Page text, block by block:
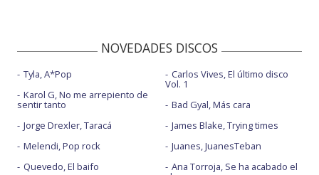
NOVEDADES DISCOS
Tyla, A*Pop
Karol G, No me arrepiento de
sentir tanto
Jorge Drexler, Taracá
Melendi, Pop rock
Quevedo, El baifo
Carlos Vives, El último disco
Vol. 1
Bad Gyal, Más cara
James Blake, Trying times
Juanes, JuanesTeban
Ana Torroja, Se ha acabado el